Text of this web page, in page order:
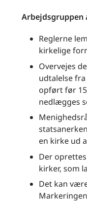
Arbejdsgruppen
Reglerne
kirkelige
Overvejes
udtalelse
opført før
nedlægges
en kirke ud
Der
kirker, som
Det kan